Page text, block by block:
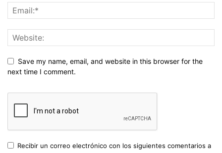
Save my name, email, and website in this browser for the
next time I comment.
Recibir un correo electrónico con los siguientes comentarios a